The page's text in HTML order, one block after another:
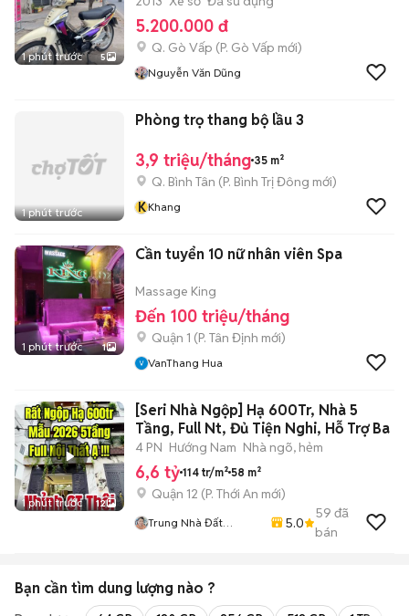
1 phút trước 5
5.200.000 đ
Q. Gò Vấp (P. Gò Vấp mới)
Nguyễn Văn Dũng
1 phút trước
Phòng trọ thang bộ lầu 3
3,9 triệu/tháng 35 m²
Q. Bình Tân (P. Bình Trị Đông mới)
KKhang
1 phút trước 1
Cần tuyển 10 nữ nhân viên Spa
Massage King
Đến 100 triệu/tháng
Quận 1 (P. Tân Định mới)
VanThang Hua
1 phút trước 12
[Seri Nhà Ngộp] Hạ 600Tr, Nhà 5
Tầng, Full Nt, Đủ Tiện Nghi, Hỗ Trợ Ba
4 PN Hướng Nam Nhà ngõ, hẻm
6,6 tỷ 114 tr/m² 58 m²
Quận 12 (P. Thới An mới)
Trung Nhà Đất
5.0
59 đã
bán
Bạn cần tìm dung lượng nào ?